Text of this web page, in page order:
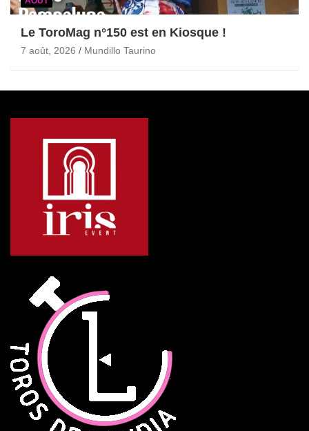
Le ToroMag n°150 est en Kiosque !
7 août, 2026 Mundillo Taurino